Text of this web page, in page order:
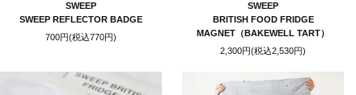
SWEEP
SWEEP REFLECTOR BADGE
700円(税込770円)
SWEEP
BRITISH FOOD FRIDGE
MAGNET（BAKEWELL TART）
2,300円(税込2,530円)